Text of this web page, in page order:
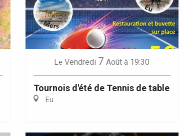
Le Vendredi 7 Août à 19:30
Tournois d'été de Tennis de table
Eu